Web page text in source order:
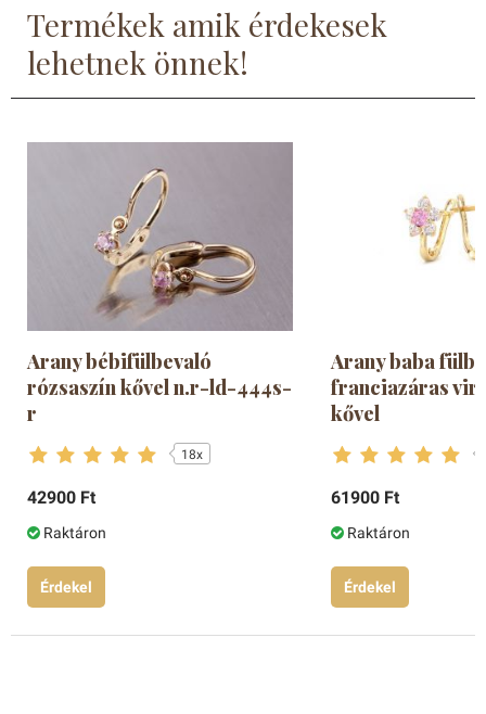
Termékek amik érdekesek
lehetnek önnek!
Arany bébifülbevaló
rózsaszín kővel n.r-ld-444s-
r
18x
42900 Ft
Raktáron
Érdekel
Arany baba
franciazáras
kővel
61900 Ft
Raktáron
Érdekel